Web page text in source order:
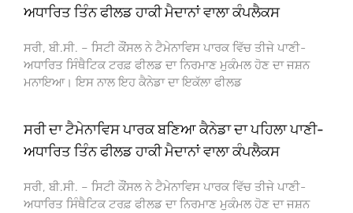
ਅਧਾਰਿਤ ਤਿੰਨ ਫੀਲਡ ਹਾਕੀ ਮੈਦਾਨਾਂ ਵਾਲਾ ਕੰਪਲੈਕਸ
ਸਰੀ, ਬੀ.ਸੀ. – ਸਿਟੀ ਕੌਂਸਲ ਨੇ ਟੈਮੇਨਾਵਿਸ ਪਾਰਕ ਵਿੱਚ ਤੀਜੇ ਪਾਣੀ-
ਅਧਾਰਿਤ ਸਿੰਥੈਟਿਕ ਟਰਫ਼ ਫੀਲਡ ਦਾ ਨਿਰਮਾਣ ਮੁਕੰਮਲ ਹੋਣ ਦਾ ਜਸ਼ਨ
ਮਨਾਇਆ। ਇਸ ਨਾਲ ਇਹ ਕੈਨੇਡਾ ਦਾ ਇਕੱਲਾ ਫੀਲਡ
ਸਰੀ ਦਾ ਟੈਮੇਨਾਵਿਸ ਪਾਰਕ ਬਣਿਆ ਕੈਨੇਡਾ ਦਾ ਪਹਿਲਾ ਪਾਣੀ-
ਅਧਾਰਿਤ ਤਿੰਨ ਫੀਲਡ ਹਾਕੀ ਮੈਦਾਨਾਂ ਵਾਲਾ ਕੰਪਲੈਕਸ
ਸਰੀ, ਬੀ.ਸੀ. – ਸਿਟੀ ਕੌਂਸਲ ਨੇ ਟੈਮੇਨਾਵਿਸ ਪਾਰਕ ਵਿੱਚ ਤੀਜੇ ਪਾਣੀ-
ਅਧਾਰਿਤ ਸਿੰਥੈਟਿਕ ਟਰਫ਼ ਫੀਲਡ ਦਾ ਨਿਰਮਾਣ ਮੁਕੰਮਲ ਹੋਣ ਦਾ ਜਸ਼ਨ